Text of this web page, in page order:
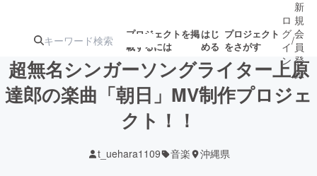
プロジェクトを掲
載するには
はじ
める
プロジェクト
をさがす
注目の新着プロ 募集終了が近いプ
ロ
グ
イ
ン
/
新
規
会
員
登
録
超無名シンガーソングライター上原
達郎の楽曲「朝日」MV制作プロジェ
クト！！
t_uehara1109 音楽 沖縄県